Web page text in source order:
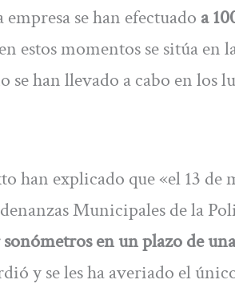
se han efectuado a
estos momentos se sitúa
se han llevado a cabo en los
han explicado que «el 13
Municipales de la
en un plazo de
y se les ha averiado el